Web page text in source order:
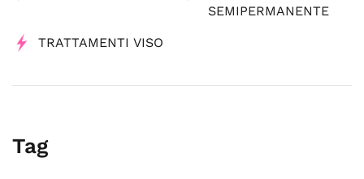
SEMIPERMANENTE
TRATTAMENTI VISO
Tag